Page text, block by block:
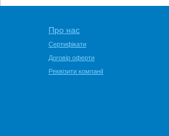
Про нас
Сертифікати
Договір оферти
Реквізити компанії